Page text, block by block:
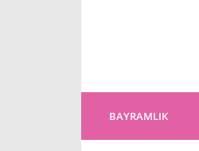
BAYRAMLIK